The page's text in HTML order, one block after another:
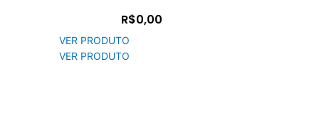
R$0,00
VER PRODUTO
VER PRODUTO